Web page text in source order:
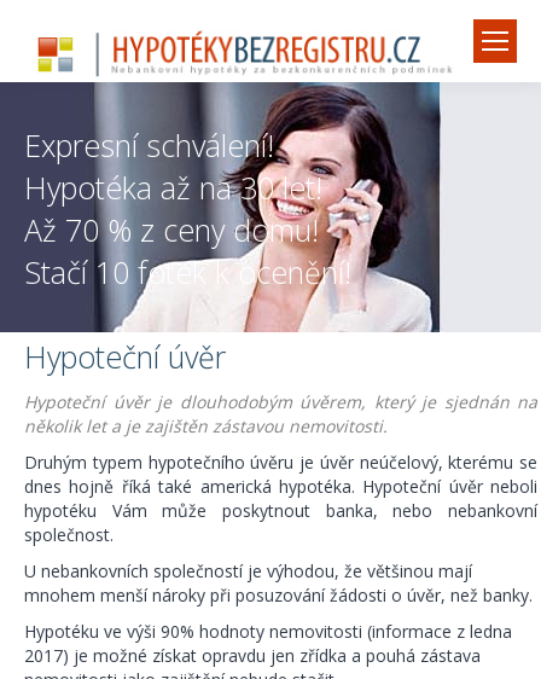
Expresní schválení!
Hypotéka až na 30 let!
Až 70 % z ceny domu!
Stačí 10 fotek k ocenění!
Hypoteční úvěr
Hypoteční úvěr je dlouhodobým úvěrem, který je sjednán na
několik let a je zajištěn zástavou nemovitosti.
Druhým typem hypotečního úvěru je úvěr neúčelový, kterému se
dnes hojně říká také americká hypotéka. Hypoteční úvěr neboli
hypotéku Vám může poskytnout banka, nebo nebankovní
společnost.
U nebankovních společností je výhodou, že většinou mají
mnohem menší nároky při posuzování žádosti o úvěr, než banky.
Hypotéku ve výši 90% hodnoty nemovitosti (informace z ledna
2017) je možné získat opravdu jen zřídka a pouhá zástava